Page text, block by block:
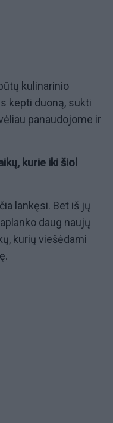
kulinarinio
kepti duoną, sukti
panaudojome ir
kurie iki šiol
lankęsi. Bet iš jų
daug naujų
kurių viešėdami